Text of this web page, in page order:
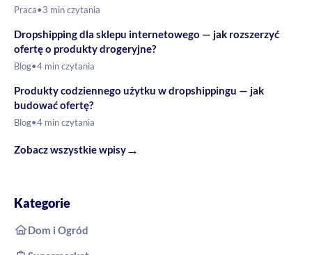
Praca•3 min czytania
Dropshipping dla sklepu internetowego — jak rozszerzyć
ofertę o produkty drogeryjne?
Blog•4 min czytania
Produkty codziennego użytku w dropshippingu — jak
budować ofertę?
Blog•4 min czytania
Zobacz wszystkie wpisy→
Kategorie
Dom i Ogród